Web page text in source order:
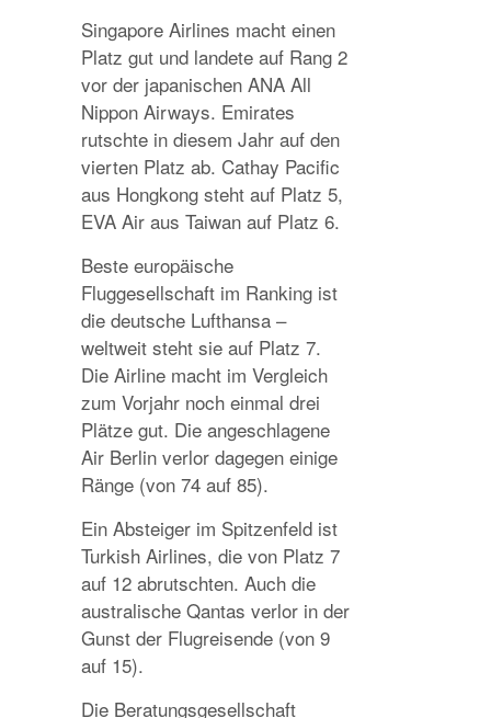
Singapore Airlines macht einen
Platz gut und landete auf Rang 2
vor der japanischen ANA All
Nippon Airways. Emirates
rutschte in diesem Jahr auf den
vierten Platz ab. Cathay Pacific
aus Hongkong steht auf Platz 5,
EVA Air aus Taiwan auf Platz 6.
Beste europäische
Fluggesellschaft im Ranking ist
die deutsche Lufthansa –
weltweit steht sie auf Platz 7.
Die Airline macht im Vergleich
zum Vorjahr noch einmal drei
Plätze gut. Die angeschlagene
Air Berlin verlor dagegen einige
Ränge (von 74 auf 85).
Ein Absteiger im Spitzenfeld ist
Turkish Airlines, die von Platz 7
auf 12 abrutschten. Auch die
australische Qantas verlor in der
Gunst der Flugreisende (von 9
auf 15).
Die Beratungsgesellschaft